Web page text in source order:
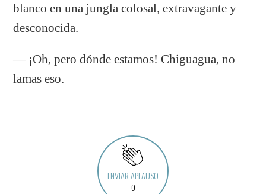
blanco en una jungla colosal, extravagante y
desconocida.
— ¡Oh, pero dónde estamos! Chiguagua, no
lamas eso.
ENVIAR APLAUSO
0